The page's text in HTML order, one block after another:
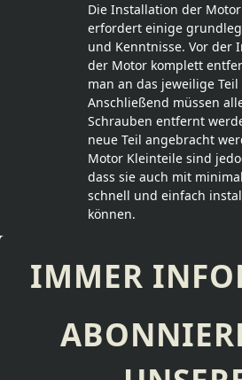
Die Installation der
erfordert einige
und Kenntnisse. Vor der
der Motor komplett
man an das jeweilige
Anschließend müssen
Schrauben entfernt
neue Teil angebracht
Motor Kleinteile sind
dass sie auch mit
schnell und einfach
können.
IMMER